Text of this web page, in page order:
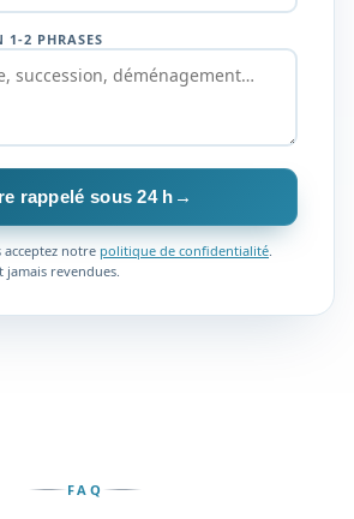
1-2 PHRASES
rappelé sous 24 h →
acceptez notre politique de confidentialité.
jamais revendues.
FAQ